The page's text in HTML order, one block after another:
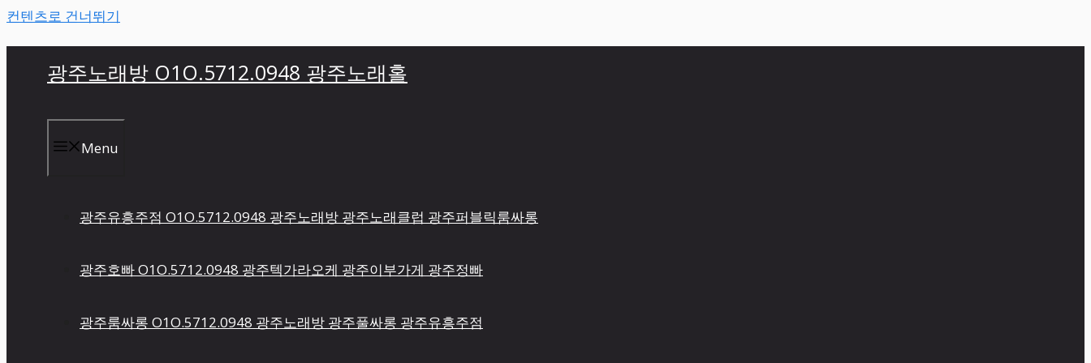
컨텐츠로 건너뛰기
광주노래방 O1O.5712.0948 광주노래홀
Menu
광주유흥주점 O1O.5712.0948 광주노래방 광주노래클럽 광주퍼블릭룸싸롱
광주호빠 O1O.5712.0948 광주텍가라오케 광주이부가게 광주정빠
광주룸싸롱 O1O.5712.0948 광주노래방 광주풀싸롱 광주유흥주점